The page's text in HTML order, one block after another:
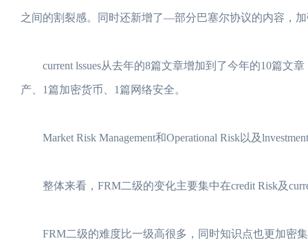
之间的割裂感。同时还新增了—部分巴塞尔协议的内容，
current lssues从去年的8篇文章增加到了今年的10篇文
产、1篇加密货币、1篇网络安全。
Market Risk Management和Operational Risk以及
整体来看，FRM二级的变化主要集中在credit Risk及
FRM二级的难度比一级高很多，同时知识点也更加密